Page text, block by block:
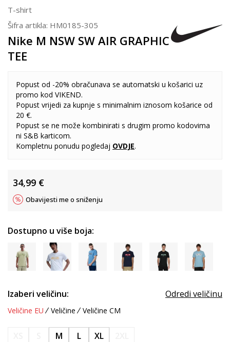
T-shirt
Šifra artikla: HM0185-305
Nike M NSW SW AIR GRAPHIC
TEE
Popust od -20% obračunava se automatski u košarici uz
promo kod VIKEND.
Popust vrijedi za kupnje s minimalnim iznosom košarice od
20 €.
Popust se ne može kombinirati s drugim promo kodovima
ni S&B karticom.
Kompletnu ponudu pogledaj OVDJE.
34,99 €
Obavijesti me o sniženju
Dostupno u više boja:
Izaberi veličinu: Odredi veličinu
Veličine EU Veličine Veličine CM
M L XL